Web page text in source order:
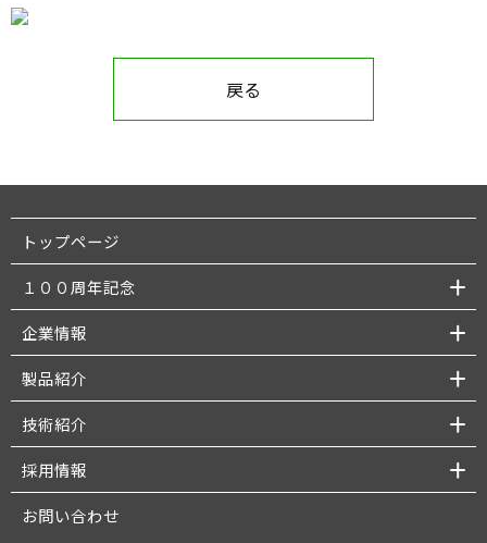
戻る
トップページ
１００周年記念
企業情報
製品紹介
技術紹介
採用情報
お問い合わせ